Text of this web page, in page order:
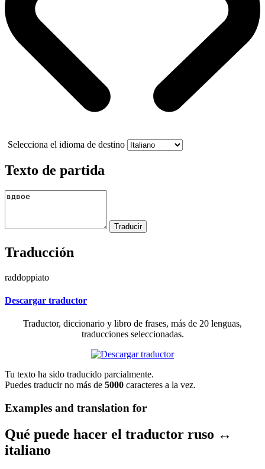
Selecciona el idioma de destino
Texto de partida
Traducción
raddoppiato
Descargar traductor
Traductor, diccionario y libro de frases, más de 20 lenguas,
traducciones seleccionadas.
Tu texto ha sido traducido parcialmente.
Puedes traducir no más de 5000 caracteres a la vez.
Examples and translation for
Qué puede hacer el traductor ruso ↔
italiano